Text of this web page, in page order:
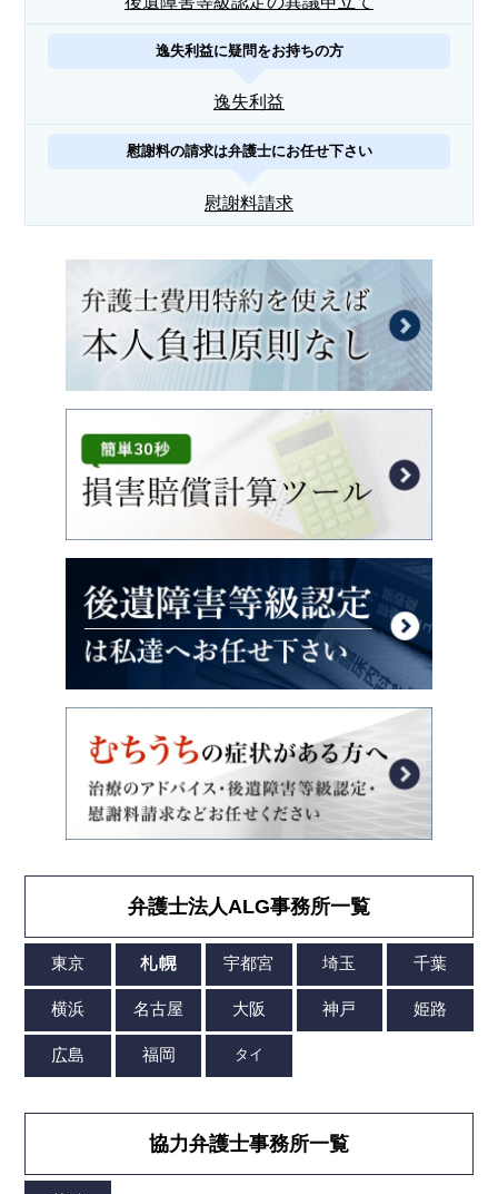
逸失利益に疑問をお持ちの方
逸失利益
慰謝料の請求は弁護士にお任せ下さい
慰謝料請求
弁護士法人ALG事務所一覧
協力弁護士事務所一覧